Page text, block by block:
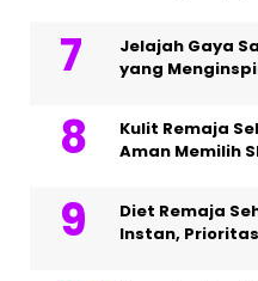
Jelajah Gaya
yang
Kulit Remaja
Aman Memilih
Diet Remaja
Instan,